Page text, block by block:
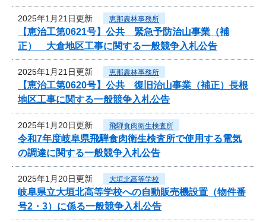
2025年1月21日更新 恵那農林事務所
【恵治工第0621号】公共 緊急予防治山事業（補
正） 大倉地区工事に関する一般競争入札公告
2025年1月21日更新 恵那農林事務所
【恵治工第0620号】公共 復旧治山事業（補正）長根
地区工事に関する一般競争入札公告
2025年1月20日更新 飛騨食肉衛生検査所
令和7年度岐阜県飛騨食肉衛生検査所で使用する電気
の調達に関する一般競争入札公告
2025年1月20日更新 大垣北高等学校
岐阜県立大垣北高等学校への自動販売機設置（物件番
号2・3）に係る一般競争入札公告